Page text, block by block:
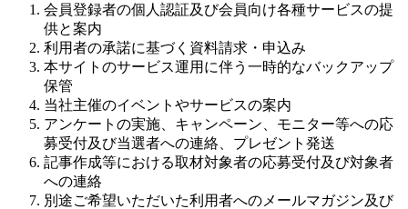
会員登録者の個人認証及び会員向け各種サービスの提
供と案内
利用者の承諾に基づく資料請求・申込み
本サイトのサービス運用に伴う一時的なバックアップ
保管
当社主催のイベントやサービスの案内
アンケートの実施、キャンペーン、モニター等への応
募受付及び当選者への連絡、プレゼント発送
記事作成等における取材対象者の応募受付及び対象者
への連絡
別途ご希望いただいた利用者へのメールマガジン及び